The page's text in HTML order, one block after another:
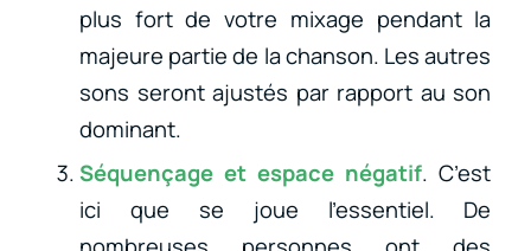
plus fort de votre mixage pendant la
majeure partie de la chanson. Les autres
sons seront ajustés par rapport au son
dominant.
Séquençage et espace négatif. C’est
ici que se joue l’essentiel. De